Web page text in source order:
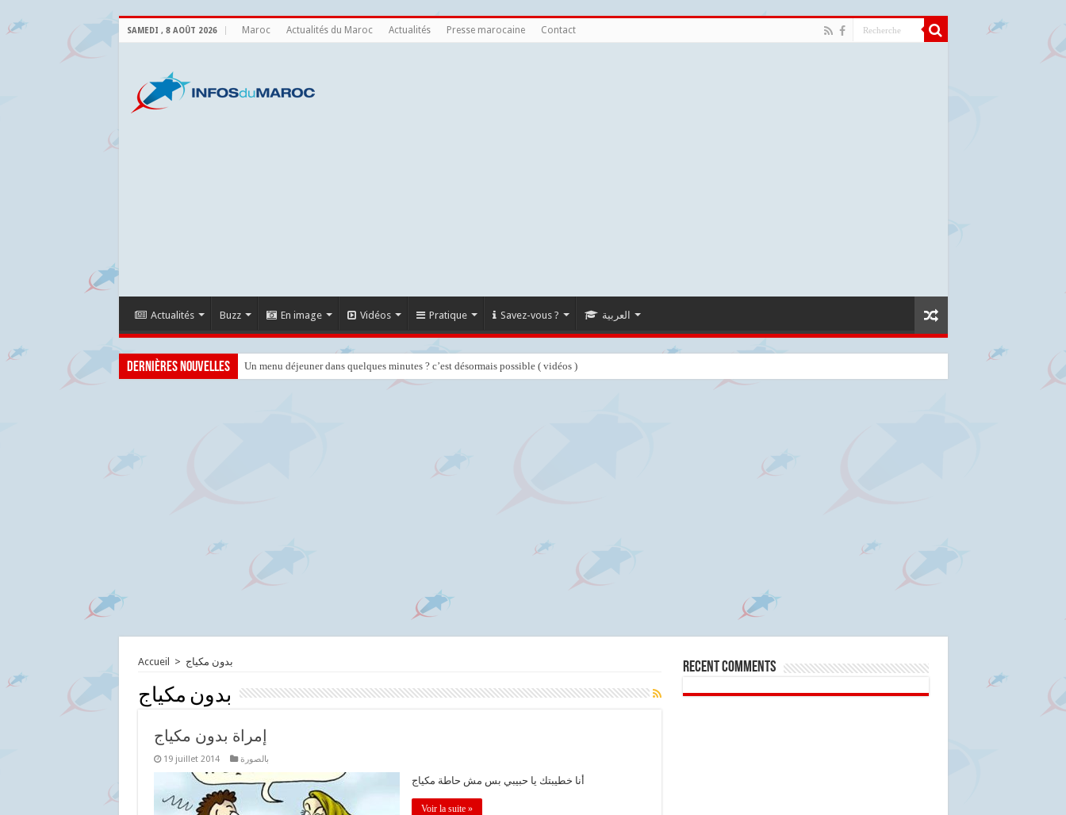
SAMEDI , 8 AOÛT 2026 Maroc Actualités du Maroc Actualités Presse marocaine Contact
Actualités Buzz En image Vidéos Pratique Savez-vous ? العربية
Dernières nouvelles Un menu déjeuner dans quelques minutes ? c’est désormais possible ( vidéos )
Accueil > بدون مكياج
بدون مكياج
إمراة بدون مكياج
19 juillet 2014 بالصورة
أنا خطيبتك يا حبيبي بس مش حاطة مكياج
Voir la suite »
Recent Comments